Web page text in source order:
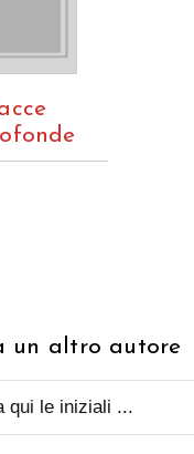
un altro autore